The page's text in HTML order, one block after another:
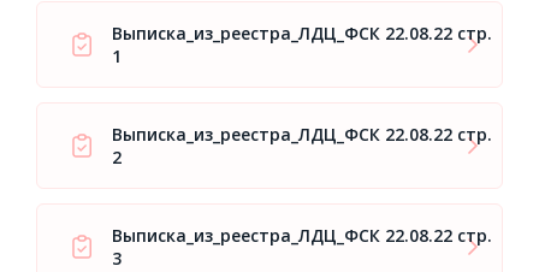
Выписка_из_реестра_ЛДЦ_ФСК 22.08.22 стр.
1
Выписка_из_реестра_ЛДЦ_ФСК 22.08.22 стр.
2
Выписка_из_реестра_ЛДЦ_ФСК 22.08.22 стр.
3